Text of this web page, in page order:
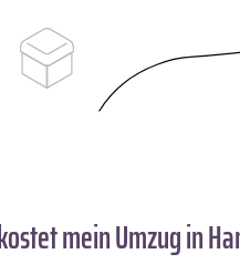
mein Umzug in